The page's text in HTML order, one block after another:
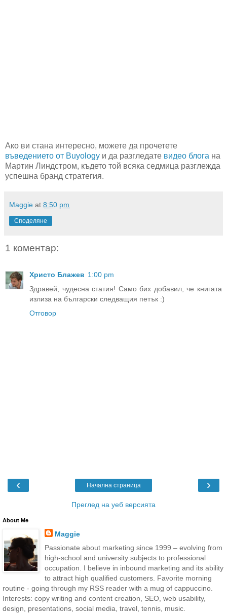
Ако ви стана интересно, можете да прочетете
въведението от Buyology и да разгледате видео блога на
Мартин Линдстром, където той всяка седмица разглежда
успешна бранд стратегия.
Maggie at 8:50 pm
Споделяне
1 коментар:
Христо Блажев 1:00 pm
Здравей, чудесна статия! Само бих добавил, че книгата
излиза на български следващия петък :)
Отговор
‹ ›
Начална страница
Преглед на уеб версията
About Me
Maggie
Passionate about marketing since 1999 – evolving from
high-school and university subjects to professional
occupation. I believe in inbound marketing and its ability
to attract high qualified customers. Favorite morning
routine - going through my RSS reader with a mug of cappuccino.
Interests: copy writing and content creation, SEO, web usability,
design, presentations, social media, travel, tennis, music.